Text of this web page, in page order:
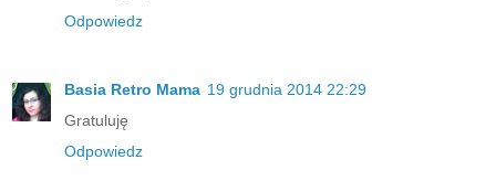
Odpowiedz
Basia Retro Mama 19 grudnia 2014 22:29
Gratuluję
Odpowiedz